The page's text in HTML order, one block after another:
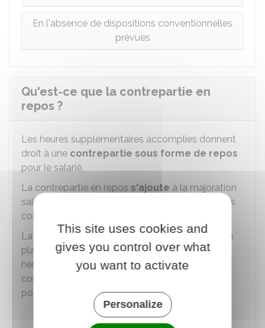
En l'absence de dispositions conventionnelles
prévues
Qu'est-ce que la contrepartie en
repos ?
Les heures supplémentaires accomplies donnent
droit à une contrepartie sous forme de repos
pour le salarié.
La contrepartie en repos s'ajoute à la majoration
salariale des heures supplémentaires ou au repos
compensateur.
La contrepartie sous forme de repos est mise en
place à des conditions qui varient selon que ces
heures sont accomplies dans la limite du
contingent annuel d'heures supplémentaires
pouvant être effectuées ou au-delà.
Dans la limite du contingent annuel
This site uses cookies and
gives you control over what
you want to activate
Personalize